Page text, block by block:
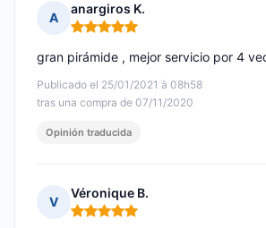
A
anargiros K.
Nota: 5 de 5
Publicado el 25/01/2021 à 08h58
tras una compra de 07/11/2020
gran pirámide , mejor servicio por 4
Opinión traducida
V
Véronique B.
Nota: 5 de 5